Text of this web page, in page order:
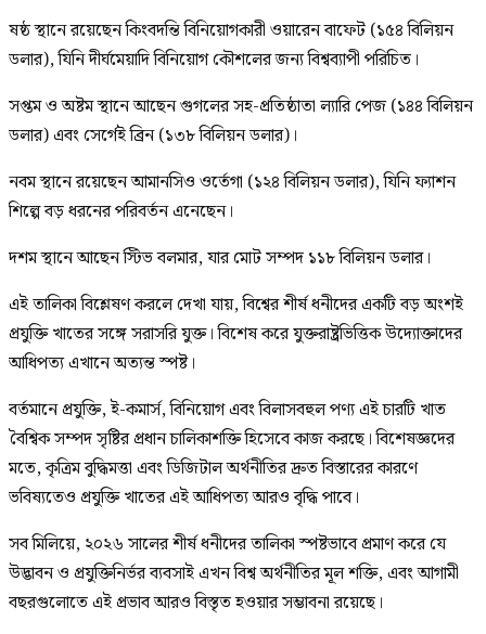
ষষ্ঠ স্থানে রয়েছেন কিংবদন্তি বিনিয়োগকারী ওয়ারেন বাফেট (১৫৪ বিলিয়ন
ডলার), যিনি দীর্ঘমেয়াদি বিনিয়োগ কৌশলের জন্য বিশ্বব্যাপী পরিচিত।
সপ্তম ও অষ্টম স্থানে আছেন গুগলের সহ-প্রতিষ্ঠাতা ল্যারি পেজ (১৪৪ বিলিয়ন
ডলার) এবং সের্গেই ব্রিন (১৩৮ বিলিয়ন ডলার)।
নবম স্থানে রয়েছেন আমানসিও ওর্তেগা (১২৪ বিলিয়ন ডলার), যিনি ফ্যাশন
শিল্পে বড় ধরনের পরিবর্তন এনেছেন।
দশম স্থানে আছেন স্টিভ বলমার, যার মোট সম্পদ ১১৮ বিলিয়ন ডলার।
এই তালিকা বিশ্লেষণ করলে দেখা যায়, বিশ্বের শীর্ষ ধনীদের একটি বড় অংশই
প্রযুক্তি খাতের সঙ্গে সরাসরি যুক্ত। বিশেষ করে যুক্তরাষ্ট্রভিত্তিক উদ্যোক্তাদের
আধিপত্য এখানে অত্যন্ত স্পষ্ট।
বর্তমানে প্রযুক্তি, ই-কমার্স, বিনিয়োগ এবং বিলাসবহুল পণ্য এই চারটি খাত
বৈশ্বিক সম্পদ সৃষ্টির প্রধান চালিকাশক্তি হিসেবে কাজ করছে। বিশেষজ্ঞদের
মতে, কৃত্রিম বুদ্ধিমত্তা এবং ডিজিটাল অর্থনীতির দ্রুত বিস্তারের কারণে
ভবিষ্যতেও প্রযুক্তি খাতের এই আধিপত্য আরও বৃদ্ধি পাবে।
সব মিলিয়ে, ২০২৬ সালের শীর্ষ ধনীদের তালিকা স্পষ্টভাবে প্রমাণ করে যে
উদ্ভাবন ও প্রযুক্তিনির্ভর ব্যবসাই এখন বিশ্ব অর্থনীতির মূল শক্তি, এবং আগামী
বছরগুলোতে এই প্রভাব আরও বিস্তৃত হওয়ার সম্ভাবনা রয়েছে।